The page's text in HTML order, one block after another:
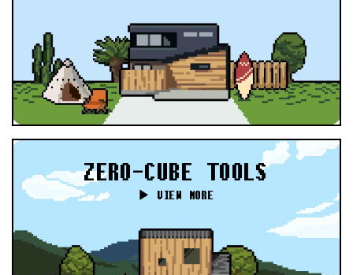
ZERO-CUBE TOOLS
▶︎ VIEW MORE